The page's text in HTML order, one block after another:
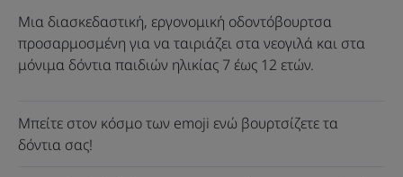
Μια διασκεδαστική, εργονομική οδοντόβουρτσα
προσαρμοσμένη για να ταιριάζει στα νεογιλά και στα
μόνιμα δόντια παιδιών ηλικίας 7 έως 12 ετών.
Μπείτε στον κόσμο των emoji ενώ βουρτσίζετε τα
δόντια σας!